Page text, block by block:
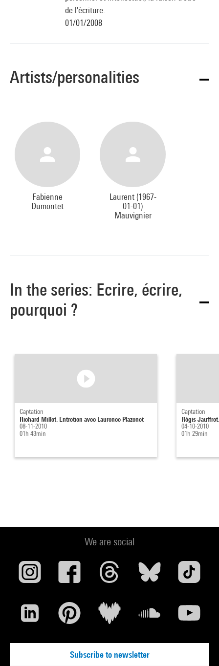
de l'écriture.
01/01/2008
Artists/personalities
Fabienne
Dumontet
Laurent (1967-
01-01)
Mauvignier
In the series: Ecrire, écrire,
pourquoi ?
Captation
Richard Millet. Entretien avec Laurence Plazenet
08-11-2010
01h 43min
Captation
Régis
04-10-2010
01h 29min
We are social
Subscribe to newsletter